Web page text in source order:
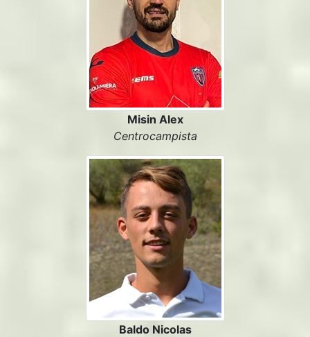
Misin Alex
Centrocampista
Baldo Nicolas